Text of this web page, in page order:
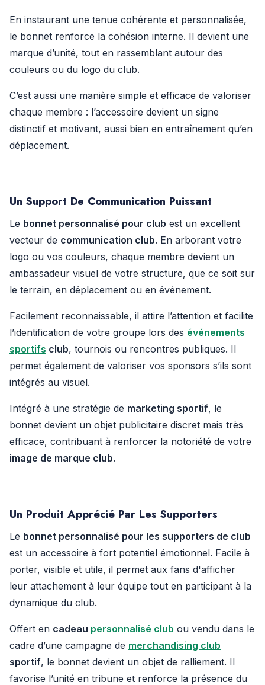
En instaurant une tenue cohérente et personnalisée,
le bonnet renforce la cohésion interne. Il devient une
marque d’unité, tout en rassemblant autour des
couleurs ou du logo du club.
C’est aussi une manière simple et efficace de valoriser
chaque membre : l’accessoire devient un signe
distinctif et motivant, aussi bien en entraînement qu’en
déplacement.
Un Support De Communication Puissant
Le bonnet personnalisé pour club est un excellent
vecteur de communication club. En arborant votre
logo ou vos couleurs, chaque membre devient un
ambassadeur visuel de votre structure, que ce soit sur
le terrain, en déplacement ou en événement.
Facilement reconnaissable, il attire l’attention et facilite
l’identification de votre groupe lors des événements
sportifs club, tournois ou rencontres publiques. Il
permet également de valoriser vos sponsors s’ils sont
intégrés au visuel.
Intégré à une stratégie de marketing sportif, le
bonnet devient un objet publicitaire discret mais très
efficace, contribuant à renforcer la notoriété de votre
image de marque club.
Un Produit Apprécié Par Les Supporters
Le bonnet personnalisé pour les supporters de club
est un accessoire à fort potentiel émotionnel. Facile à
porter, visible et utile, il permet aux fans d'afficher
leur attachement à leur équipe tout en participant à la
dynamique du club.
Offert en cadeau personnalisé club ou vendu dans le
cadre d’une campagne de merchandising club
sportif, le bonnet devient un objet de ralliement. Il
favorise l’unité en tribune et renforce la présence du